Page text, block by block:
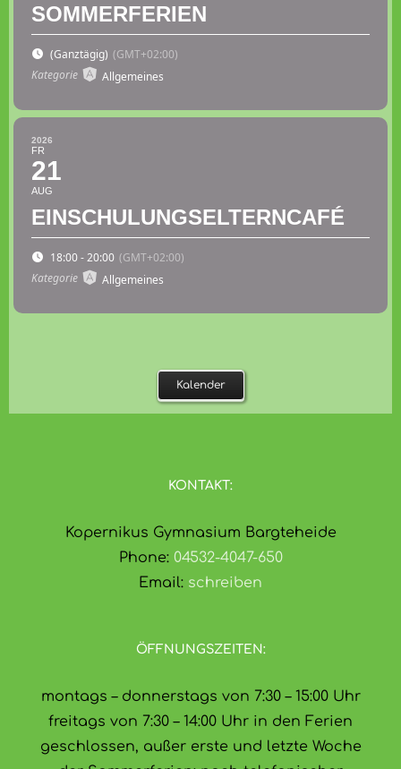
SOMMERFERIEN
(Ganztägig) (GMT+02:00)
Kategorie
Allgemeines
2026
FR
21
AUG
EINSCHULUNGSELTERNCAFÉ
18:00 - 20:00 (GMT+02:00)
Kategorie
Allgemeines
Kalender
KONTAKT:
Kopernikus Gymnasium Bargteheide
Phone: 04532-4047-650
Email: schreiben
ÖFFNUNGSZEITEN:
montags – donnerstags von 7:30 – 15:00 Uhr
freitags von 7:30 – 14:00 Uhr in den Ferien
geschlossen, außer erste und letzte Woche